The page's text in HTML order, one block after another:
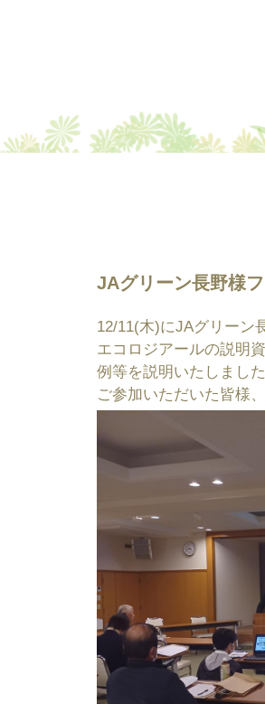
JAグリーン長野様
12/11(木)にJAグリーン
エコロジアールの説明
例等を説明いたしました
ご参加いただいた皆様